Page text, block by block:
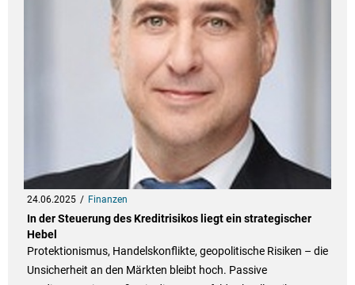
24.06.2025 Finanzen
In der Steuerung des Kreditrisikos liegt ein strategischer
Hebel
Protektionismus, Handelskonflikte, geopolitische Risiken – die
Unsicherheit an den Märkten bleibt hoch. Passive